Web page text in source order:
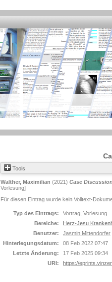
Tools
Walther, Maximilian (2021) Case
Vorlesung]
Für diesen Eintrag wurde kein Volltext-
Typ des Eintrags:
Vortrag, Vorlesung
Bereiche:
Herz-Jesu
Benutzer:
Jasmin Mittendorfer
Hinterlegungsdatum:
08 Feb 2022 07:47
Letzte Änderung:
17 Feb 2025 09:34
URI:
https://